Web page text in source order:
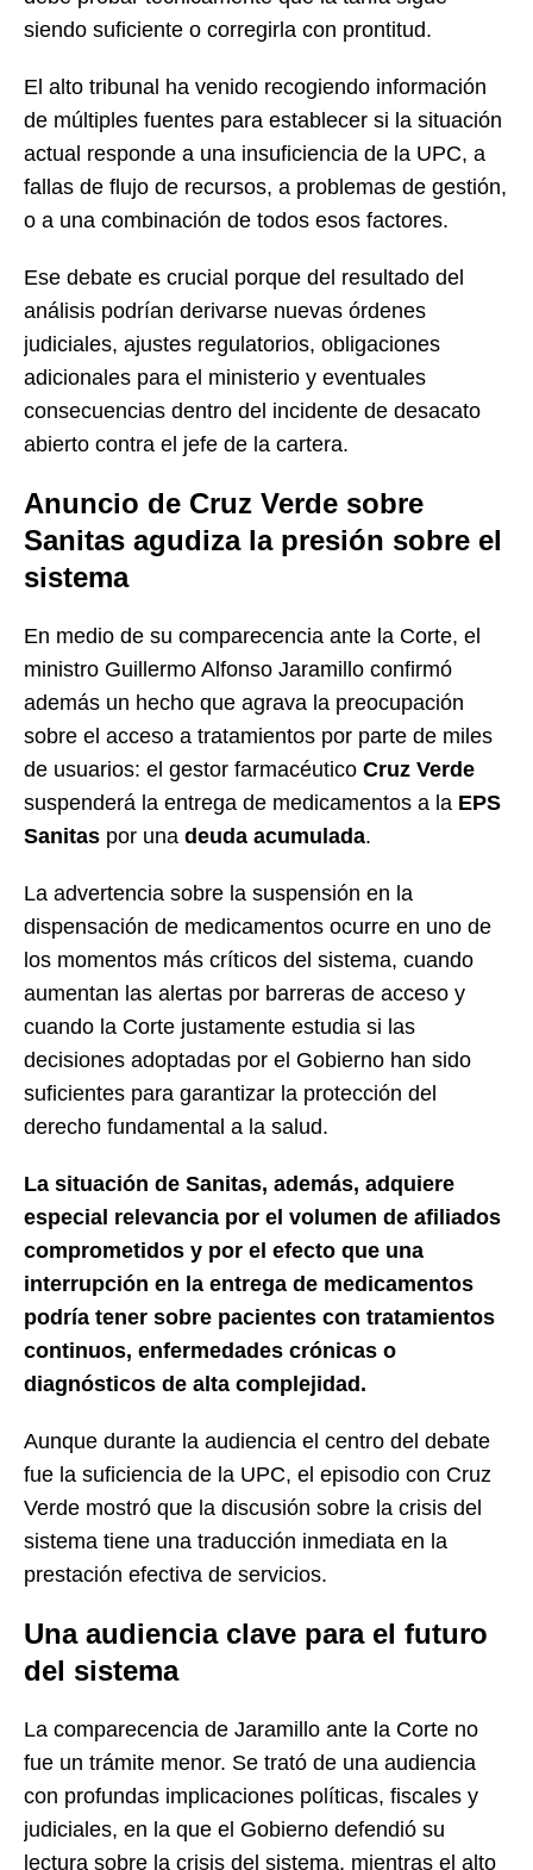
siendo suficiente o corregirla con prontitud.
El alto tribunal ha venido recogiendo información
de múltiples fuentes para establecer si la situación
actual responde a una insuficiencia de la UPC, a
fallas de flujo de recursos, a problemas de gestión,
o a una combinación de todos esos factores.
Ese debate es crucial porque del resultado del
análisis podrían derivarse nuevas órdenes
judiciales, ajustes regulatorios, obligaciones
adicionales para el ministerio y eventuales
consecuencias dentro del incidente de desacato
abierto contra el jefe de la cartera.
Anuncio de Cruz Verde sobre
Sanitas agudiza la presión sobre el
sistema
En medio de su comparecencia ante la Corte, el
ministro Guillermo Alfonso Jaramillo confirmó
además un hecho que agrava la preocupación
sobre el acceso a tratamientos por parte de miles
de usuarios: el gestor farmacéutico Cruz Verde
suspenderá la entrega de medicamentos a la EPS
Sanitas por una deuda acumulada.
La advertencia sobre la suspensión en la
dispensación de medicamentos ocurre en uno de
los momentos más críticos del sistema, cuando
aumentan las alertas por barreras de acceso y
cuando la Corte justamente estudia si las
decisiones adoptadas por el Gobierno han sido
suficientes para garantizar la protección del
derecho fundamental a la salud.
La situación de Sanitas, además, adquiere
especial relevancia por el volumen de afiliados
comprometidos y por el efecto que una
interrupción en la entrega de medicamentos
podría tener sobre pacientes con tratamientos
continuos, enfermedades crónicas o
diagnósticos de alta complejidad.
Aunque durante la audiencia el centro del debate
fue la suficiencia de la UPC, el episodio con Cruz
Verde mostró que la discusión sobre la crisis del
sistema tiene una traducción inmediata en la
prestación efectiva de servicios.
Una audiencia clave para el futuro
del sistema
La comparecencia de Jaramillo ante la Corte no
fue un trámite menor. Se trató de una audiencia
con profundas implicaciones políticas, fiscales y
judiciales, en la que el Gobierno defendió su
lectura sobre la crisis del sistema, mientras el alto